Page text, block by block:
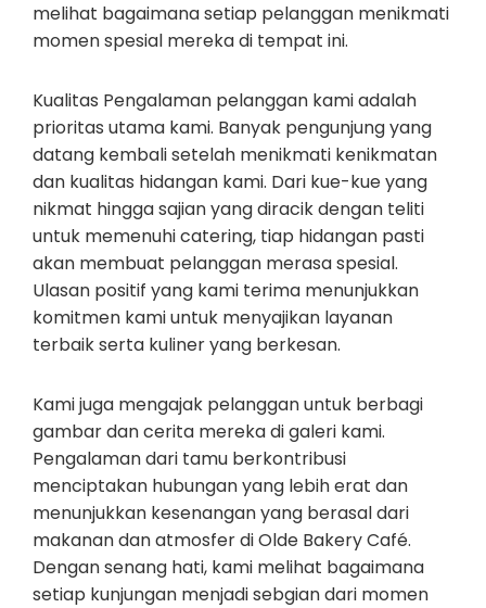
melihat bagaimana setiap pelanggan menikmati
momen spesial mereka di tempat ini.
Kualitas Pengalaman pelanggan kami adalah
prioritas utama kami. Banyak pengunjung yang
datang kembali setelah menikmati kenikmatan
dan kualitas hidangan kami. Dari kue-kue yang
nikmat hingga sajian yang diracik dengan teliti
untuk memenuhi catering, tiap hidangan pasti
akan membuat pelanggan merasa spesial.
Ulasan positif yang kami terima menunjukkan
komitmen kami untuk menyajikan layanan
terbaik serta kuliner yang berkesan.
Kami juga mengajak pelanggan untuk berbagi
gambar dan cerita mereka di galeri kami.
Pengalaman dari tamu berkontribusi
menciptakan hubungan yang lebih erat dan
menunjukkan kesenangan yang berasal dari
makanan dan atmosfer di Olde Bakery Café.
Dengan senang hati, kami melihat bagaimana
setiap kunjungan menjadi sebgian dari momen